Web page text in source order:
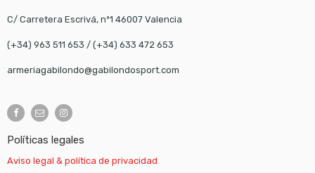
C/ Carretera Escrivá, nº1 46007 Valencia
(+34) 963 511 653 / (+34) 633 472 653
armeriagabilondo@gabilondosport.com
Políticas legales
Aviso legal & política de privacidad